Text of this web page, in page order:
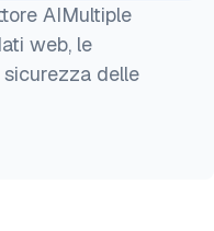
AIMultiple
web, le
delle